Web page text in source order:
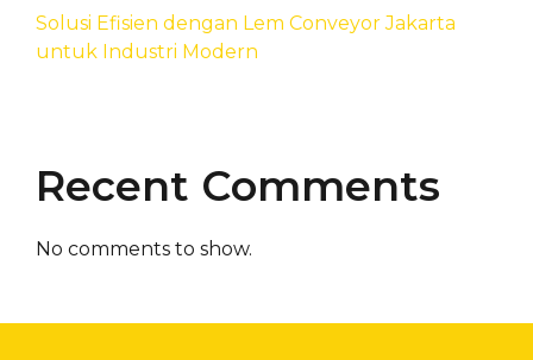
Solusi Efisien dengan Lem Conveyor Jakarta
untuk Industri Modern
Recent Comments
No comments to show.